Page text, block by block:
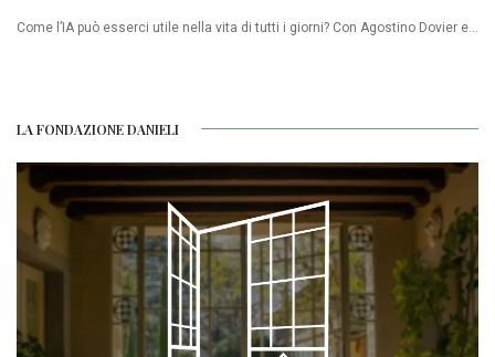
Come l’IA può esserci utile nella vita di tutti i giorni? Con Agostino Dovier e...
LA FONDAZIONE DANIELI